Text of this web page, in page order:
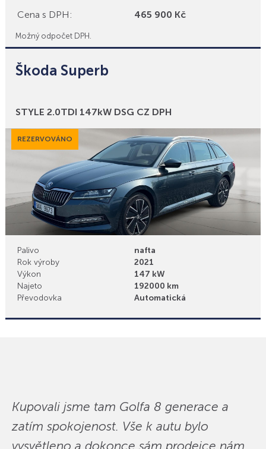
Cena s DPH: 465 900 Kč
Možný odpočet DPH.
Škoda Superb
Bonusy
STYLE 2.0TDI 147kW DSG CZ DPH
REZERVOVÁNO
Palivo
nafta
Rok výroby
2021
Výkon
147 kW
Najeto
192000 km
Převodovka
Automatická
Kupovali jsme tam Golfa 8 generace a
zatím spokojenost. Vše k autu bylo
vysvětleno a dokonce sám prodejce nám